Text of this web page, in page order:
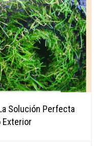
Solución Perfecta
Exterior